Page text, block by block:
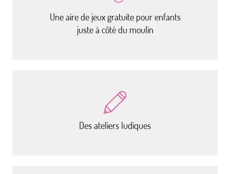
Une aire de jeux gratuite pour enfants
juste à côté du moulin
Des ateliers ludiques